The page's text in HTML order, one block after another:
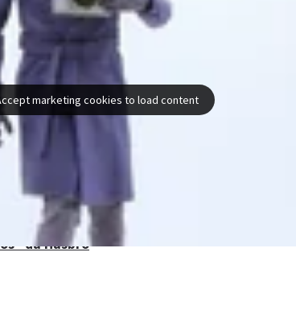
da Hasbro
marketing cookies to load content